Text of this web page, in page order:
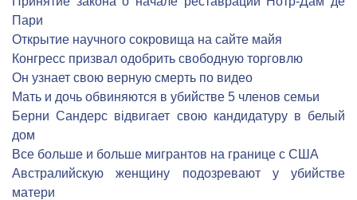
Пари
Открытие научного сокровища на сайте майя
Конгресс призвал одобрить свободную торговлю
Он узнает свою верную смерть по видео
Мать и дочь обвиняются в убийстве 5 членов семьи
Берни Сандерс відвигает свою кандидатуру в белый
дом
Все больше и больше мигрантов на границе с США
Австралийскую женщину подозревают у убийстве
матери